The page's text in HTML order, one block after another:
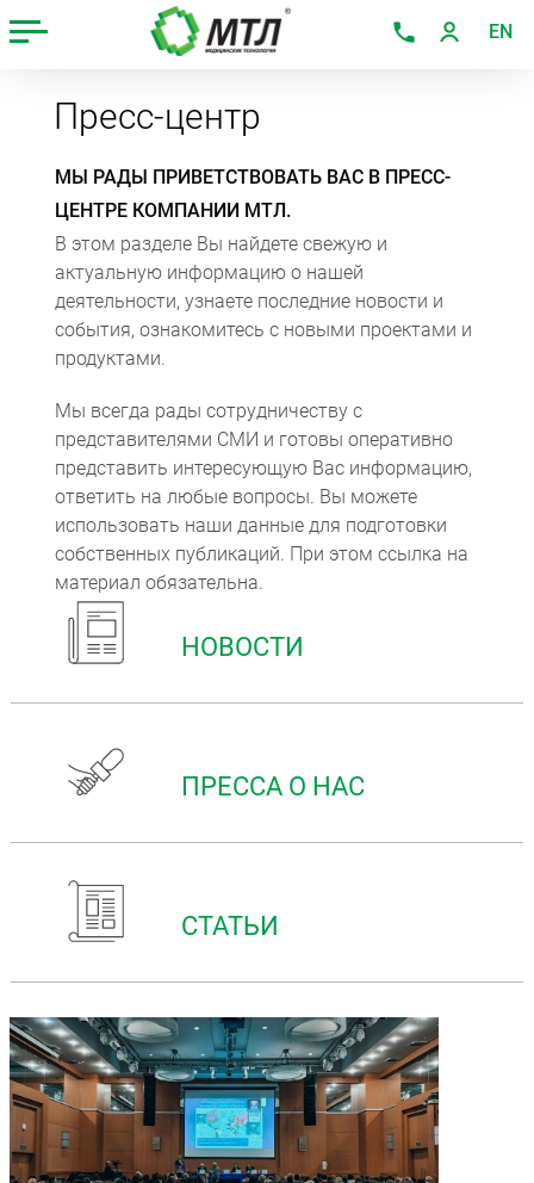
EN
Пресс-центр
МЫ РАДЫ ПРИВЕТСТВОВАТЬ ВАС В ПРЕСС-
ЦЕНТРЕ КОМПАНИИ МТЛ.
В этом разделе Вы найдете свежую и
актуальную информацию о нашей
деятельности, узнаете последние новости и
события, ознакомитесь с новыми проектами и
продуктами.
Мы всегда рады сотрудничеству с
представителями СМИ и готовы оперативно
представить интересующую Вас информацию,
ответить на любые вопросы. Вы можете
использовать наши данные для подготовки
собственных публикаций. При этом ссылка на
материал обязательна.
НОВОСТИ
ПРЕССА О НАС
СТАТЬИ